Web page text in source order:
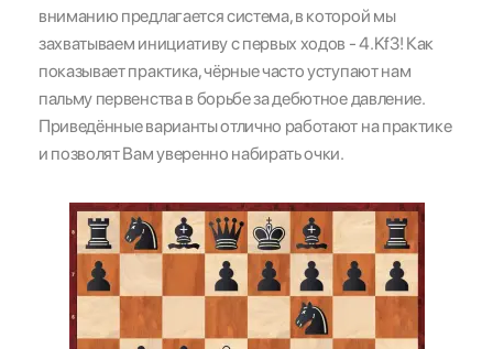
вниманию предлагается система, в которой мы
захватываем инициативу с первых ходов - 4.Kf3! Как
показывает практика, чёрные часто уступают нам
пальму первенства в борьбе за дебютное давление.
Приведённые варианты отлично работают на практике
и позволят Вам уверенно набирать очки.